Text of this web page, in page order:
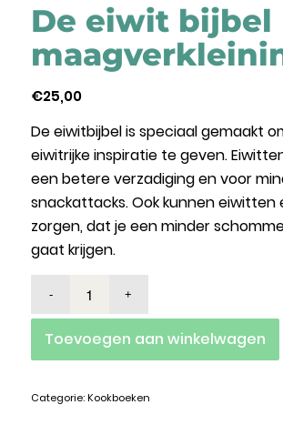
De eiwit bijbel
€25,00
De eiwitbijbel is speciaal gemaakt
eiwitrijke inspiratie te geven.
een betere verzadiging en voor
snackattacks. Ook kunnen eiwitten
zorgen, dat je een minder
gaat krijgen.
Toevoegen aan winkelwagen
Categorie:Kookboeken